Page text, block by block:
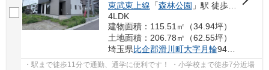
東武東上線 「森林公園 」駅 徒歩52分
4LDK
建物面積：115.51㎡（34.94坪）
土地面積：206.78㎡（62.55坪）
埼玉県比企郡滑川町大字月輪940-22
・駅まで徒歩11分で通勤、通学に便利です！ ・小学校まで徒歩7分近場